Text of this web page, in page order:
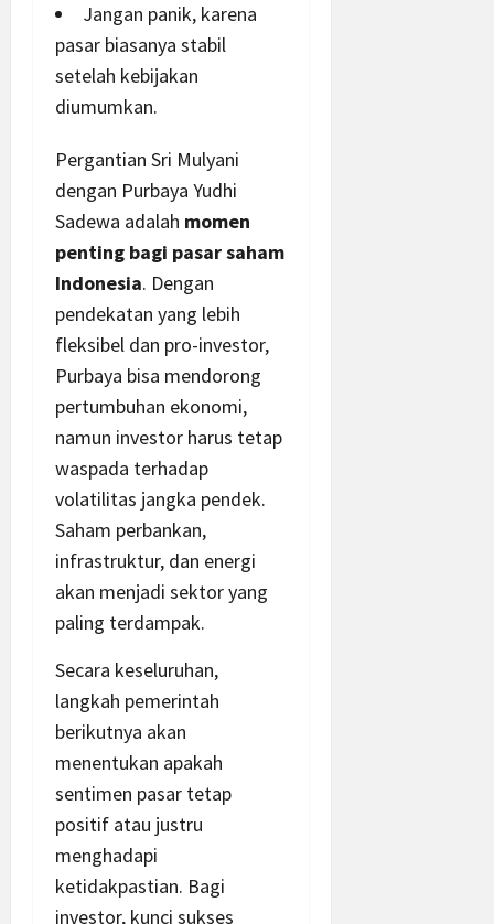
Jangan panik, karena
pasar biasanya stabil
setelah kebijakan
diumumkan.
Pergantian Sri Mulyani
dengan Purbaya Yudhi
Sadewa adalah momen
penting bagi pasar saham
Indonesia. Dengan
pendekatan yang lebih
fleksibel dan pro-investor,
Purbaya bisa mendorong
pertumbuhan ekonomi,
namun investor harus tetap
waspada terhadap
volatilitas jangka pendek.
Saham perbankan,
infrastruktur, dan energi
akan menjadi sektor yang
paling terdampak.
Secara keseluruhan,
langkah pemerintah
berikutnya akan
menentukan apakah
sentimen pasar tetap
positif atau justru
menghadapi
ketidakpastian. Bagi
investor, kunci sukses